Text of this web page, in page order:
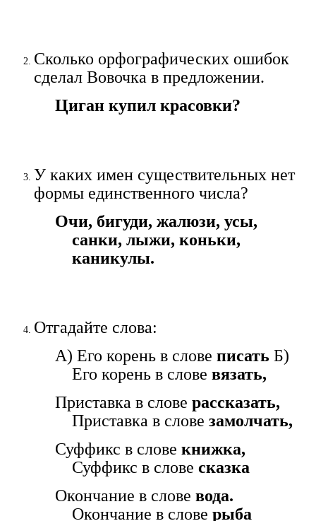
Сколько орфографических ошибок
сделал Вовочка в предложении.
Циган купил красовки?
У каких имен существительных нет
формы единственного числа?
Очи, бигуди, жалюзи, усы,
санки, лыжи, коньки,
каникулы.
Отгадайте слова:
А) Его корень в словеписатьБ)
Его корень в словевязать,
Приставка в словерассказать,
Приставка в словезамолчать,
Суффикс в словекнижка,
Суффикс в словесказка
Окончание в словевода.
Окончание в словерыба